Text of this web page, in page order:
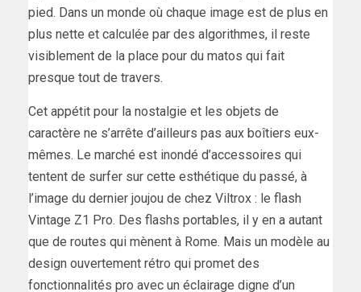
pied. Dans un monde où chaque image est de plus en
plus nette et calculée par des algorithmes, il reste
visiblement de la place pour du matos qui fait
presque tout de travers.
Cet appétit pour la nostalgie et les objets de
caractère ne s’arrête d’ailleurs pas aux boîtiers eux-
mêmes. Le marché est inondé d’accessoires qui
tentent de surfer sur cette esthétique du passé, à
l’image du dernier joujou de chez Viltrox : le flash
Vintage Z1 Pro. Des flashs portables, il y en a autant
que de routes qui mènent à Rome. Mais un modèle au
design ouvertement rétro qui promet des
fonctionnalités pro avec un éclairage digne d’un